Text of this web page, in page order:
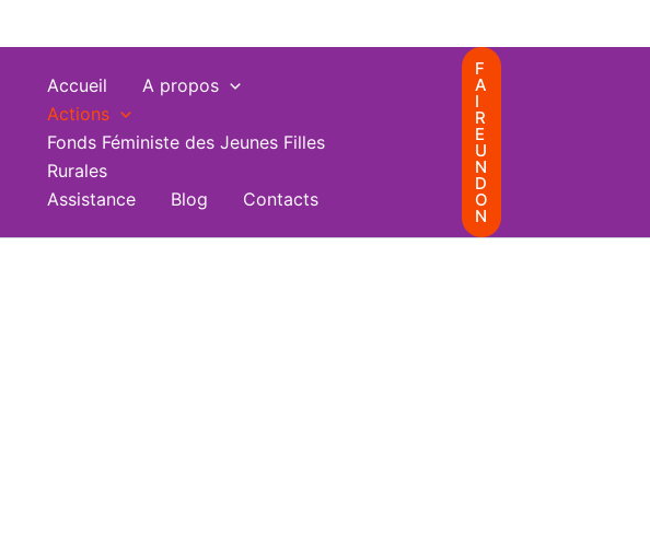
Accueil
A propos
Actions
Fonds Féministe des Jeunes Filles
Rurales
Assistance
Blog Contacts
F
A
I
R
E
U
N
D
O
N